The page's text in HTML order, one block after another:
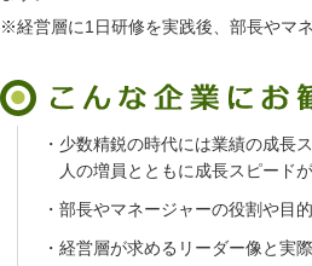
※経営層に1日研修を実践後、部長やマ
・ 少数精鋭の時代には業績の成長
人の増員とともに成長スピード
・ 部長やマネージャーの役割や目
・ 経営層が求めるリーダー像と実